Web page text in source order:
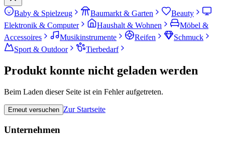
Baby & Spielzeug Baumarkt & Garten
Beauty
Elektronik & Computer
Haushalt & Wohnen
Möbel &
Accessoires
Musikinstrumente Reifen
Schmuck
Sport & Outdoor
Tierbedarf
Produkt konnte nicht geladen werden
Beim Laden dieser Seite ist ein Fehler aufgetreten.
Erneut versuchen Zur Startseite
Unternehmen